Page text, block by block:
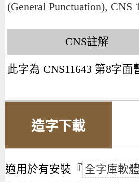
(General Punctuation), CNS
CNS註解
此字為 CNS11643 第8字面
造字下載
適用於有安裝『 全字庫軟